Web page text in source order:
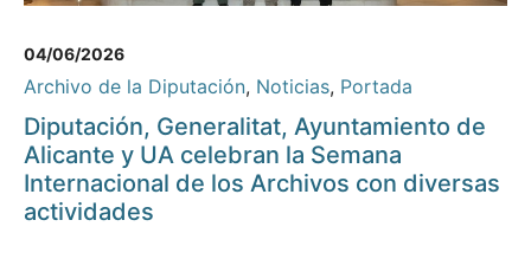
04/06/2026
Archivo de la Diputación, Noticias, Portada
Diputación, Generalitat, Ayuntamiento de
Alicante y UA celebran la Semana
Internacional de los Archivos con diversas
actividades